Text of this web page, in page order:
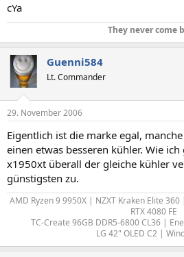
cYa
They never come
Guenni584
Lt. Commander
29. November 2006
Eigentlich ist die marke egal,
einen etwas besseren kühler. Wie
x1950xt überall der gleiche kühler
günstigsten zu.
AMD Ryzen 9 9950X | NZXT Kraken Elite
RTX 4080 FE
TC-Create 96GB DDR5-6800 CL36 |
LG 42" OLED C2 |